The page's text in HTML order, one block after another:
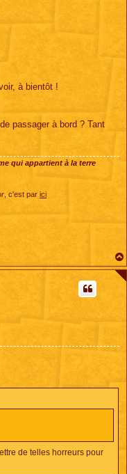
à bientôt !
passager à bord ? Tant
qui appartient à la terre
, c'est par ici
de telles horreurs pour